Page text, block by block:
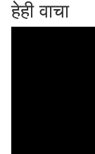
हेही वाचा